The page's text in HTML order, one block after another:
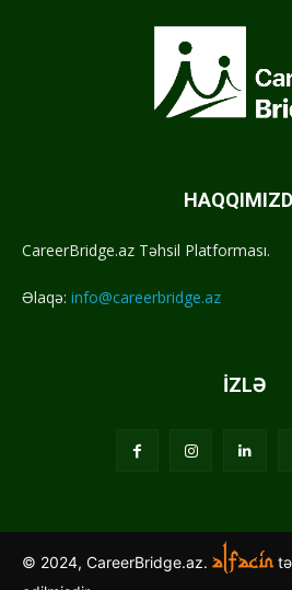
CareerBridge.az Təhsil Platforması.
Əlaqə: info@careerbridge.az
İZLƏ
© 2024, CareerBridge.az.